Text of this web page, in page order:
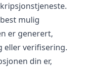
mulig
er generert,
eller verifisering.
din er,